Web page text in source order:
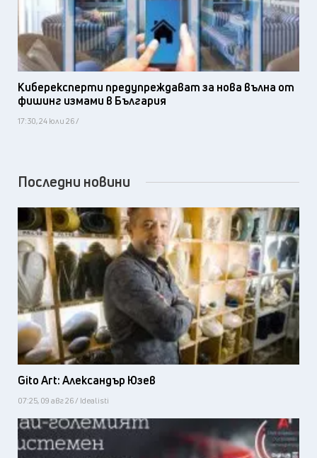
Киберексперти предупреждават за нова вълна от
фишинг измами в България
17:30, 24 юли 26 /
Последни новини
Gito Art: Александър Юзев
07:25, 09 авг 26 / Idealisti